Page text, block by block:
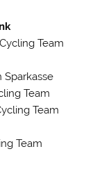
Team
Sparkasse
Team
Team
Team